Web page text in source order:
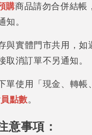
購商品請勿合併結帳
知。
與實體門市共用，
取消訂單不另通知。
單使用「現金、轉
點數。
意事項：